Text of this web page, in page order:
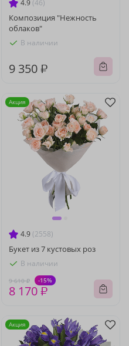
4.9 (46)
Композиция "Нежность
облаков"
В наличии
9 350 ₽
4.9 (2558)
Букет из 7 кустовых роз
В наличии
9 610 ₽ -15%
8 170 ₽
Акция
Акция